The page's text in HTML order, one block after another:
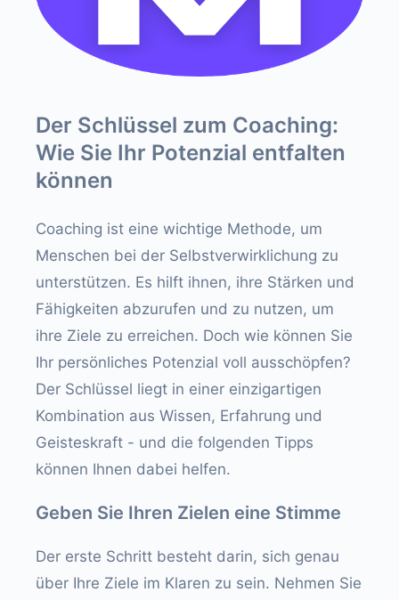
Der Schlüssel zum Coaching:
Wie Sie Ihr Potenzial entfalten
können
Coaching ist eine wichtige Methode, um
Menschen bei der Selbstverwirklichung zu
unterstützen. Es hilft ihnen, ihre Stärken und
Fähigkeiten abzurufen und zu nutzen, um
ihre Ziele zu erreichen. Doch wie können Sie
Ihr persönliches Potenzial voll ausschöpfen?
Der Schlüssel liegt in einer einzigartigen
Kombination aus Wissen, Erfahrung und
Geisteskraft - und die folgenden Tipps
können Ihnen dabei helfen.
Geben Sie Ihren Zielen eine Stimme
Der erste Schritt besteht darin, sich genau
über Ihre Ziele im Klaren zu sein. Nehmen Sie